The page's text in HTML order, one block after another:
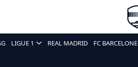
LIGUE 1 REAL MADRID FC BARCELONE